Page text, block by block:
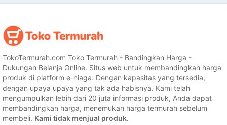
TokoTermurah.com Toko Termurah - Bandingkan Harga -
Dukungan Belanja Online. Situs web untuk membandingkan harga
produk di platform e-niaga. Dengan kapasitas yang tersedia,
dengan upaya upaya yang tak ada habisnya. Kami telah
mengumpulkan lebih dari 20 juta informasi produk, Anda dapat
membandingkan harga, menemukan harga termurah sebelum
membeli. Kami tidak menjual produk.